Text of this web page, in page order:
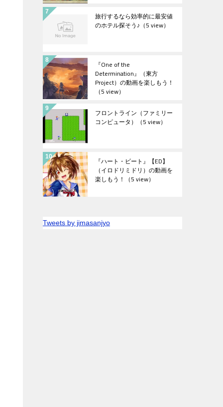
旅行するなら効率的に最安値
のホテル探そう♪ （5 view）
『One of the
Determination』（東方
Project）の動画を楽しもう！
（5 view）
フロントライン（ファミリー
コンピュータ） （5 view）
『ハート・ビート』【ED】
（イロドリミドリ）の動画を
楽しもう！ （5 view）
Tweets by jimasanjyo